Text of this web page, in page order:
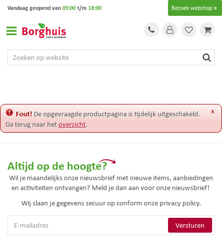
e
t
Bezoek webshop
Vandaag geopend van09:00t/m 18:00
x
Fout! De opgevraagde productpagina is tijdelijk uitgeschakeld.
Ga terug naar hetoverzicht.
Altijd op de hoogte?
Wil je maandelijks onze nieuwsbrief met nieuwe items, aanbiedingen
en activiteiten ontvangen? Meld je dan aan voor onze nieuwsbrief!
Wij slaan je gegevens secuur op conform onze privacy policy.